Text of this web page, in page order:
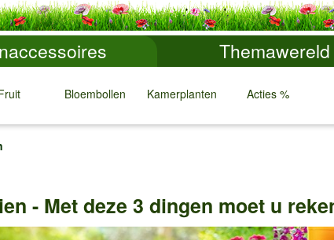
Themawereld
Bloembollen
↓
Kamerplanten
↓
Acties %
↓ ↓
- Met deze 3 dingen moet u